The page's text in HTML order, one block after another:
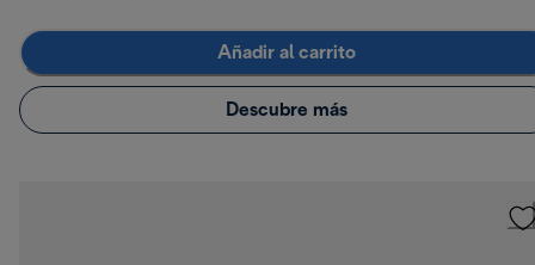
Añadir al carrito
Descubre más